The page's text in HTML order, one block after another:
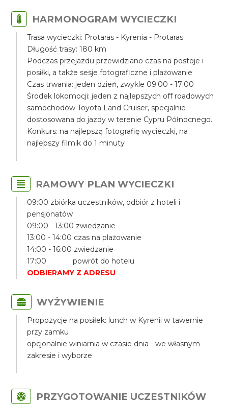
HARMONOGRAM WYCIECZKI
Trasa wycieczki: Protaras - Kyrenia - Protaras
Długość trasy: 180 km
Podczas przejazdu przewidziano czas na postoje i
posiłki, a także sesje fotograficzne i plażowanie
Czas trwania: jeden dzień, zwykle 09:00 - 17:00
Środek lokomocji: jeden z najlepszych off roadowych
samochodów Toyota Land Cruiser, specjalnie
dostosowana do jazdy w terenie Cypru Północnego.
Konkurs: na najlepszą fotografię wycieczki, na
najlepszy filmik do 1 minuty
RAMOWY PLAN WYCIECZKI
09:00 zbiórka uczestników, odbiór z hoteli i
pensjonatów
09:00 - 13:00 zwiedzanie
13:00 - 14:00 czas na plażowanie
14:00 - 16:00 zwiedzanie
17:00 powrót do hotelu
ODBIERAMY Z ADRESU
WYŻYWIENIE
Propozycje na posiłek: lunch w Kyrenii w tawernie
przy zamku
opcjonalnie winiarnia w czasie dnia - we własnym
zakresie i wyborze
PRZYGOTOWANIE UCZESTNIKÓW